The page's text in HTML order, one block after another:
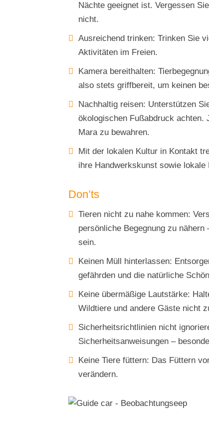
Nächte geeignet ist. Vergessen
nicht.
Ausreichend trinken: Trinken Sie
Aktivitäten im Freien.
Kamera bereithalten:
also stets griffbereit, um keinen
Nachhaltig reisen: Unterstützen
ökologischen Fußabdruck achten.
Mara zu bewahren.
Mit der lokalen Kultur in Kontakt
ihre Handwerkskunst sowie
Don’ts
Tieren nicht zu nahe kommen:
persönliche Begegnung zu
sein.
Keinen Müll hinterlassen:
gefährden und die natürliche
Keine übermäßige Lautstärke:
Wildtiere und andere Gäste nicht
Sicherheitsrichtlinien nicht
Sicherheitsanweisungen –
Keine Tiere füttern: Das Füttern
verändern.